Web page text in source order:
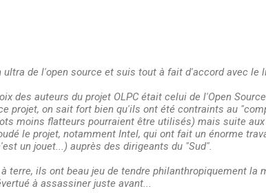
ultra de l'open source et suis tout à fait d'accord avec le
des auteurs du projet OLPC était celui de l'Open
projet, on sait fort bien qu'ils ont été contraints au
moins flatteurs pourraient être utilisés) mais suite
le projet, notamment Intel, qui ont fait un énorme
un jouet...) auprès des dirigeants du "Sud".
terre, ils ont beau jeu de tendre philanthropiquement la
à assassiner juste avant...